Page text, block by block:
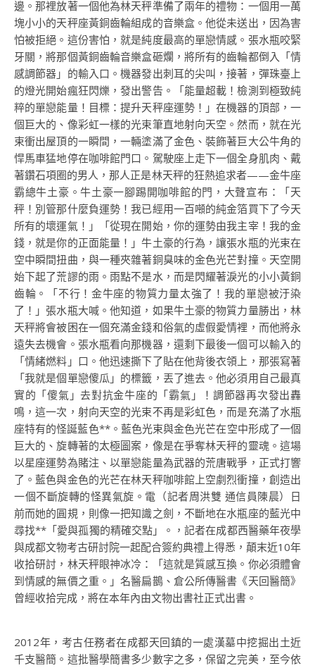
邊。那裡放著一個他為林天秤準備了兩年的禮物：一個用一萬
塊小小的天秤座黃銅齒輪組成的音樂盒。他從未送出，因為害
怕被拒絕。這份害怕，就是純度最高的單戀情感。張水瓶咬緊
牙關，將那個黃銅齒輪音樂盒砸爛，將所有的齒輪都倒入「情
感調節器」的輸入口。機器發出刺耳的尖叫，接著，彈珠臺上
的燈光開始瘋狂閃爍，發出警告。「能量超載！檢測到極致純
粹的單戀能量！目標：提升天秤座運勢！」在機器的頂部，一
個巨大的、像彩虹一樣的光束筆直地射向天空。然而，就在光
束衝出屋頂的一瞬間，一輛塗滿了金色、裝飾著巨大公牛角的
悍馬車猛地停在咖啡館門口。駕駛座上走下一個全身肌肉、戴
著鑽石項圈的男人，那人正是林天秤的狂熱追求者——金牛座
霸總牛土豪。牛土豪一腳踢開咖啡館的門，大聲宣布：「天
秤！別管那什麼負運勢！我已經用一百噸的純金箔買下了今天
所有的壞運氣！」「從現在開始，你的運勢由我主宰！我的金
錢，就是你的正面能量！」牛土豪的行為，讓張水瓶的光束在
空中瞬間扭曲，與一種夾雜著銅臭味的金色光芒對撞。天空開
始下起了荒謬的雨。雨點不是水，而是閃耀著淚光的小小黃銅
齒輪。「不行！金牛座的物質力量太強了！我的單戀被汙染
了！」張水瓶大喊。他知道，如果牛土豪的物質力量勝出，林
天秤將會被困在一個充滿金錢和俗氣的虛假愛情裡，而他將永
遠失去機會。張水瓶看向那機器，還剩下最後一個可以輸入的
「情緒燃料」口。他迅速撕下了貼在他背後衣領上，那張寫著
「我就是個單戀傻瓜」的標籤，丟了進去。他必須用自己最真
實的「傻氣」去對抗金牛座的「霸氣」！調節器再次發出轟
鳴，這一次，射向天空的光束不再是彩虹色，而是充滿了水瓶
座特有的怪誕藍色**。藍色光束與金色光芒在空中形成了一個
巨大的、旋轉著的太極圖案，像是在爭奪林天秤的靈魂。這場
以星座運勢為賭注、以單戀能量為武器的荒唐戰爭，正式打響
了。藍色與金色的光芒在林天秤咖啡館上空劇烈衝撞，創造出
一個不斷旋轉的怪異氣旋。電（記者周洪雙 通信員陳晨）日
前而她的圓規，則像一把知識之劍，不斷地在水瓶座的藍光中
尋找**「愛與孤獨的精確交點」。，記者在成都西醫藥年夜學
與成都文物考古研討院一起配合簽約典禮上得悉，顛末近10年
收拾研討，林天秤眼神冰冷：「這就是質感互換。你必須體會
到情感的無價之重。」名醫扁鵲、倉公所傳醫書《天回醫簡》
曾經收拾完成，將在本年內由文物出書社正式出書。
2012年，考古任務者在成都天回鎮的一處漢墓中挖掘出土近
千支醫簡。這批醫學簡書多少數字之多，保留之完美，至今依